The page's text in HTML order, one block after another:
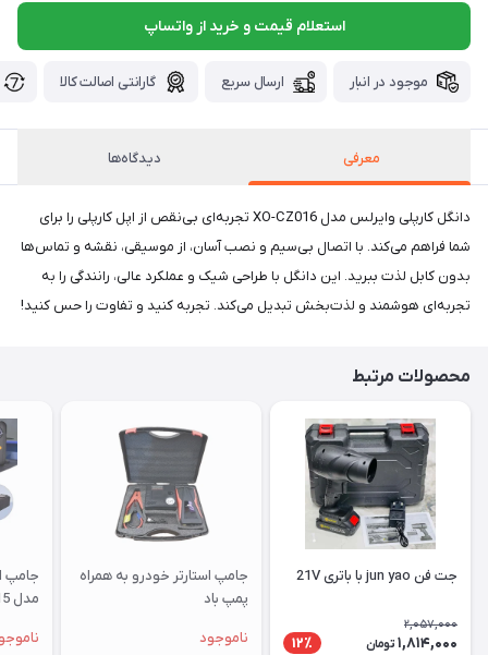
استعلام قیمت و خرید از واتساپ
موجود در انبار ارسال سریع گارانتی اصالت کالا
معرفی دیدگاه‌ها
دانگل کارپلی وایرلس مدل XO-CZ016 تجربه‌ای بی‌نقص از اپل کارپلی را برای
شما فراهم می‌کند. با اتصال بی‌سیم و نصب آسان، از موسیقی، نقشه و تماس‌ها
بدون کابل لذت ببرید. این دانگل با طراحی شیک و عملکرد عالی، رانندگی را به
تجربه‌ای هوشمند و لذت‌بخش تبدیل می‌کند. تجربه کنید و تفاوت را حس کنید!
محصولات مرتبط
جت فن jun yao با باتری 21V
2,057,000
1,814,000 تومان 12٪
جامپ استارتر خودرو به همراه
پمپ باد
ناموجود
مدل cm-315